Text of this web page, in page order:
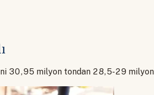
30,95 milyon tondan 28,5-29